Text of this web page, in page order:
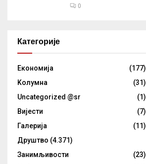
0
Категорије
Eкономија
(177)
Kолумнa
(31)
Uncategorized @sr
(1)
Вијести
(7)
Галерија
(11)
Друштво (4.371)
Занимљивости
(23)